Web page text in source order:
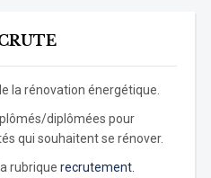
la rénovation énergétique.
diplômées pour
qui souhaitent se rénover.
rubrique recrutement.